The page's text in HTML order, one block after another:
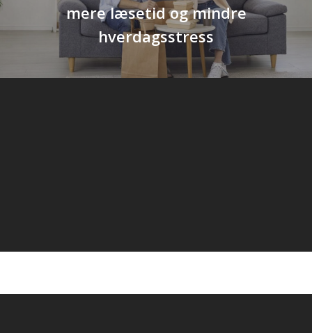
mere læsetid og mindre
hverdagsstress